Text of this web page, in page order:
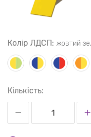
Колір ЛДСП: жовтий
Кількість: